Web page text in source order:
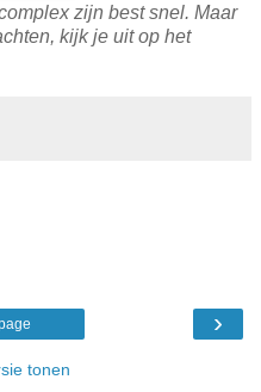
zijn best snel. Maar
kijk je uit op het
›
tonen